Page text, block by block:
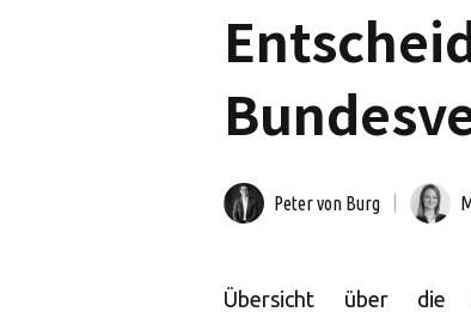
Peter von Burg
Übersicht über die